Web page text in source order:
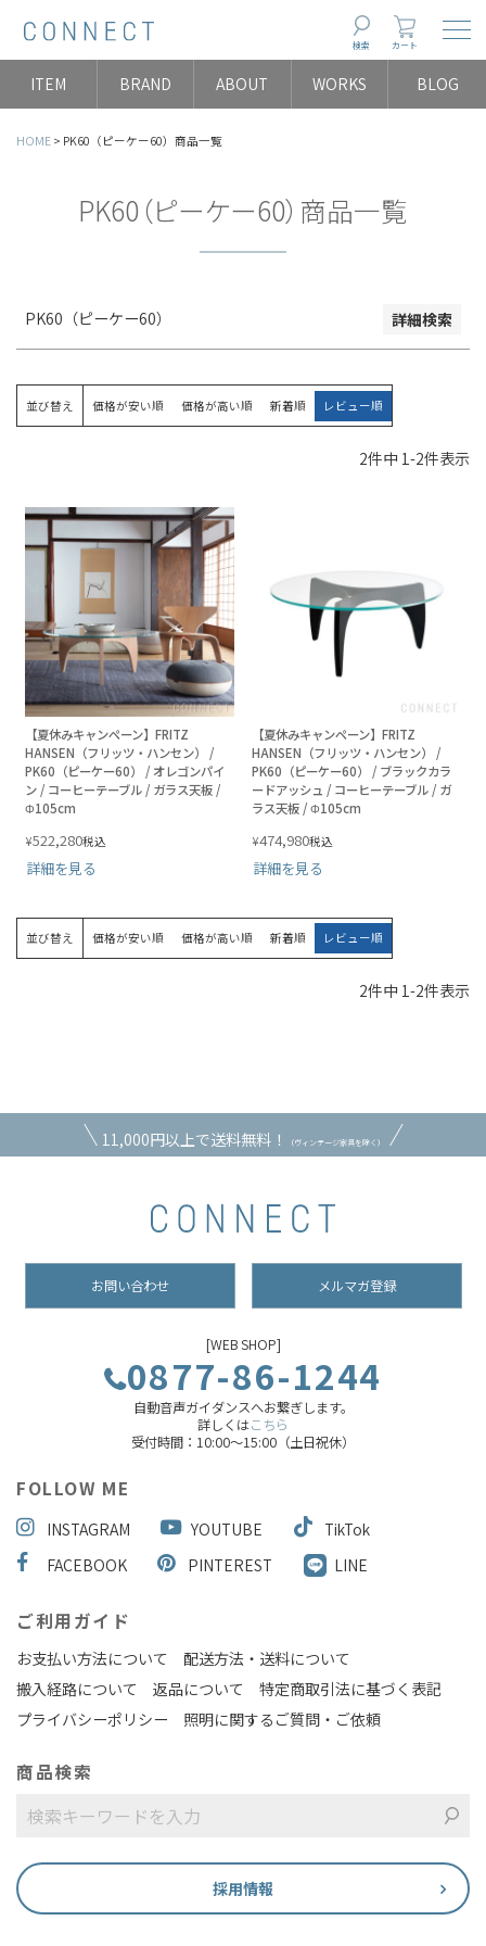
検索 カート
ITEM BRAND ABOUT WORKS BLOG
HOME PK60（ピーケー60）商品一覧
PK60（ピーケー60）商品一覧
PK60（ピーケー60） 詳細検索
新着順
価格が高い順
レビュー数順
並び替え 価格が安い順 価格が高い順 新着順 レビュー順
2件中 1 -2件表示
【夏休みキャンペーン】FRITZ
HANSEN（フリッツ・ハンセン） /
PK60（ピーケー60） / オレゴンパイ
ン / コーヒーテーブル / ガラス天板 /
Φ105cm
¥522,280税込
詳細を見る
【夏休みキャンペーン】FRITZ
HANSEN（フリッツ・ハンセン） /
PK60（ピーケー60） / ブラックカラ
ードアッシュ / コーヒーテーブル / ガ
ラス天板 / Φ105cm
¥474,980税込
詳細を見る
並び替え 価格が安い順 価格が高い順 新着順 レビュー順
2件中 1-2件表示
11,000円以上で送料無料！ （ヴィンテージ家具を除く）
お問い合わせ メルマガ登録
[WEB SHOP]
0877-86-1244
自動音声ガイダンスへお繋ぎします。
詳しくはこちら
受付時間：10:00～15:00（土日祝休）
FOLLOW ME
INSTAGRAM YOUTUBE
TikTok
FACEBOOK
PINTEREST LINE
ご利用ガイド
お支払い方法について
配送方法・送料について
搬入経路について
返品について
特定商取引法に基づく表記
プライバシーポリシー
照明に関するご質問・ご依頼
商品検索
採用情報